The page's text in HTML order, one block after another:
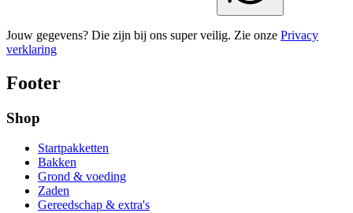
Jouw gegevens? Die zijn bij ons super veilig. Zie onze Privacy
verklaring
Footer
Shop
Startpakketten
Bakken
Grond & voeding
Zaden
Gereedschap & extra's